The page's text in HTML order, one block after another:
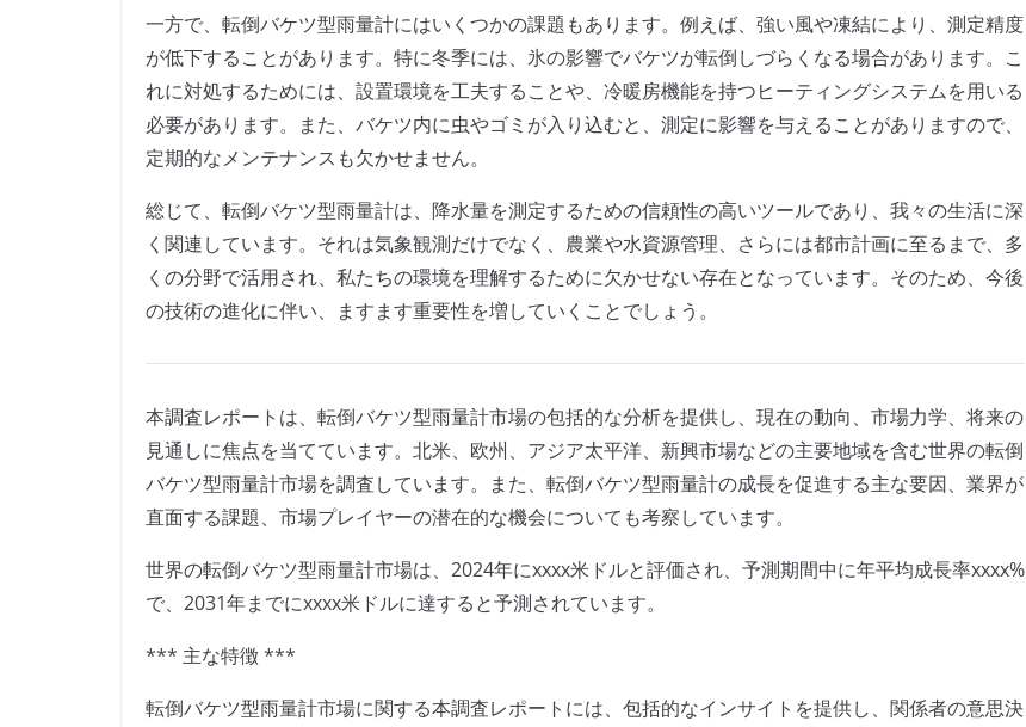
一方で、転倒バケツ型雨量計にはいくつかの課題もあります。例えば、強い風や凍結により、測定精度
が低下することがあります。特に冬季には、氷の影響でバケツが転倒しづらくなる場合があります。こ
れに対処するためには、設置環境を工夫することや、冷暖房機能を持つヒーティングシステムを用いる
必要があります。また、バケツ内に虫やゴミが入り込むと、測定に影響を与えることがありますので、
定期的なメンテナンスも欠かせません。
総じて、転倒バケツ型雨量計は、降水量を測定するための信頼性の高いツールであり、我々の生活に深
く関連しています。それは気象観測だけでなく、農業や水資源管理、さらには都市計画に至るまで、多
くの分野で活用され、私たちの環境を理解するために欠かせない存在となっています。そのため、今後
の技術の進化に伴い、ますます重要性を増していくことでしょう。
本調査レポートは、転倒バケツ型雨量計市場の包括的な分析を提供し、現在の動向、市場力学、将来の
見通しに焦点を当てています。北米、欧州、アジア太平洋、新興市場などの主要地域を含む世界の転倒
バケツ型雨量計市場を調査しています。また、転倒バケツ型雨量計の成長を促進する主な要因、業界が
直面する課題、市場プレイヤーの潜在的な機会についても考察しています。
世界の転倒バケツ型雨量計市場は、2024年にxxxx米ドルと評価され、予測期間中に年平均成長率xxxx%
で、2031年までにxxxx米ドルに達すると予測されています。
*** 主な特徴 ***
転倒バケツ型雨量計市場に関する本調査レポートには、包括的なインサイトを提供し、関係者の意思決